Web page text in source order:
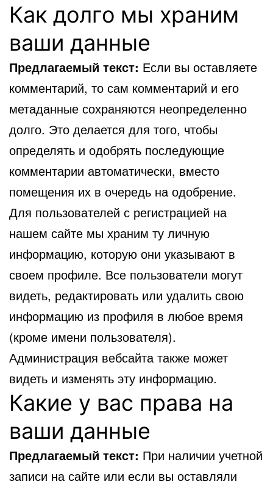
Как долго мы храним
ваши данные
Предлагаемый текст: Если вы оставляете
комментарий, то сам комментарий и его
метаданные сохраняются неопределенно
долго. Это делается для того, чтобы
определять и одобрять последующие
комментарии автоматически, вместо
помещения их в очередь на одобрение.
Для пользователей с регистрацией на
нашем сайте мы храним ту личную
информацию, которую они указывают в
своем профиле. Все пользователи могут
видеть, редактировать или удалить свою
информацию из профиля в любое время
(кроме имени пользователя).
Администрация вебсайта также может
видеть и изменять эту информацию.
Какие у вас права на
ваши данные
Предлагаемый текст: При наличии учетной
записи на сайте или если вы оставляли